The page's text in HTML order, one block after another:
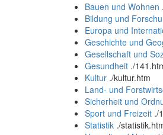
Bauen und Wohnen .
Bildung und
Europa und
Geschichte und
Gesellschaft und
Gesundheit ./
Kultur ./kultur.htm
Land- und
Sicherheit und
Sport und Freizeit ./
Statistik ./